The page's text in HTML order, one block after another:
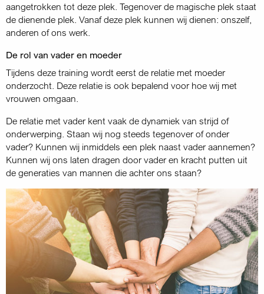
aangetrokken tot deze plek. Tegenover de magische plek staat
de dienende plek. Vanaf deze plek kunnen wij dienen: onszelf,
anderen of ons werk.
De rol van vader en moeder
Tijdens deze training wordt eerst de relatie met moeder
onderzocht. Deze relatie is ook bepalend voor hoe wij met
vrouwen omgaan.
De relatie met vader kent vaak de dynamiek van strijd of
onderwerping. Staan wij nog steeds tegenover of onder
vader? Kunnen wij inmiddels een plek naast vader aannemen?
Kunnen wij ons laten dragen door vader en kracht putten uit
de generaties van mannen die achter ons staan?